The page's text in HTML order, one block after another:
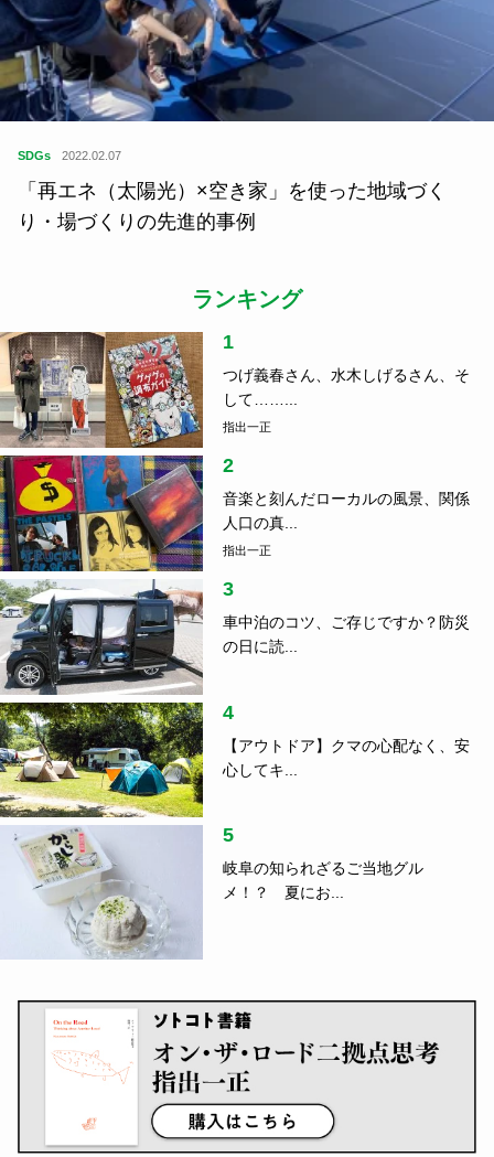
SDGs 2022.02.07
「再エネ（太陽光）×空き家」を使った地域づく
り・場づくりの先進的事例
ランキング
1
つげ義春さん、水木しげるさん、そ
して……...
指出一正
2
音楽と刻んだローカルの風景、関係
人口の真...
指出一正
3
車中泊のコツ、ご存じですか？防災
の日に読...
4
【アウトドア】クマの心配なく、安
心してキ...
5
岐阜の知られざるご当地グル
メ！？ 夏にお...